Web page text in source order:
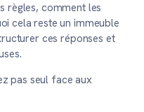
règles, comment les
cela reste un immeuble
ces réponses et
pas seul face aux